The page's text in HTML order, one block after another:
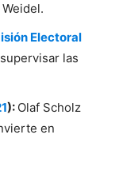
Electoral
las
): Olaf Scholz
en